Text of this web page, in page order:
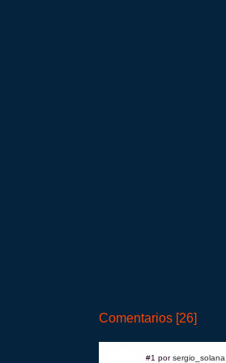
Comentarios [26]
#1 porsergio_solana